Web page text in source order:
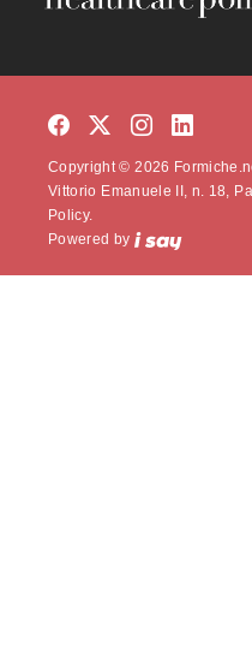
Copyright © 2026
Vittorio Emanuele II, n. 18,
Policy.
Powered by